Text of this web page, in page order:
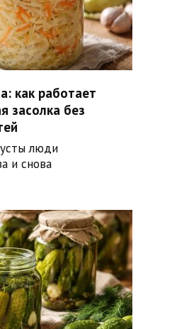
как работает
засолка без
люди
и снова